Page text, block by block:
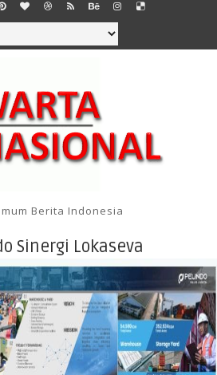
Berita Indonesia
Sinergi Lokaseva